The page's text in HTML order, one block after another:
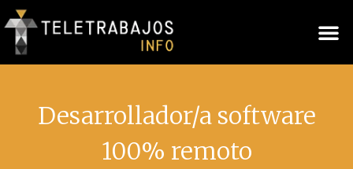
Desarrollador/a software
100% remoto